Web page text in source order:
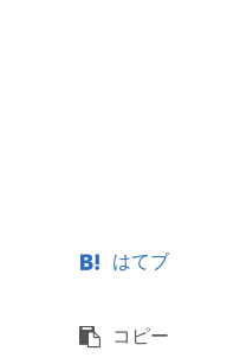
はてブ
コピー